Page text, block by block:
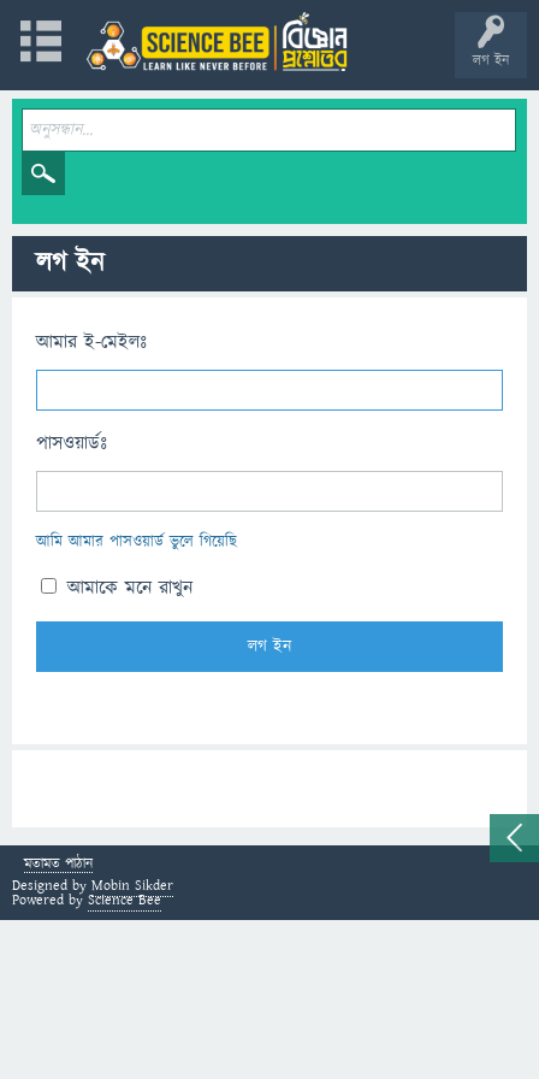
লগ ইন
লগ ইন
আমার ই-মেইলঃ
পাসওয়ার্ডঃ
আমি আমার পাসওয়ার্ড ভুলে গিয়েছি
আমাকে মনে রাখুন
মতামত পাঠান
Designed by Mobin Sikder
Powered by Science Bee